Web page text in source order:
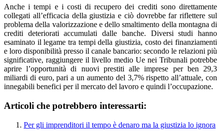
Anche i tempi e i costi di recupero dei crediti sono direttamente
collegati all’efficacia della giustizia e ciò dovrebbe far riflettere sul
problema della valorizzazione e dello smaltimento della montagna di
crediti deteriorati accumulati dalle banche. Diversi studi hanno
esaminato il legame tra tempi della giustizia, costo dei finanziamenti
e loro disponibilità presso il canale bancario: secondo le relazioni più
significative, raggiungere il livello medio Ue nei Tribunali potrebbe
aprire l’opportunità di nuovi prestiti alle imprese per ben 29,3
miliardi di euro, pari a un aumento del 3,7% rispetto all’attuale, con
innegabili benefici per il mercato del lavoro e quindi l’occupazione.
Articoli che potrebbero interessarti:
Per gli imprenditori il tempo è denaro ma la giustizia lo ignora